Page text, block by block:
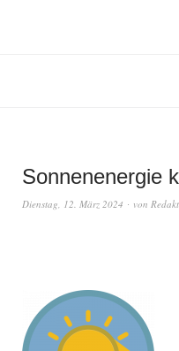
Sonnenenergie
Dienstag, 12. März 2024 von